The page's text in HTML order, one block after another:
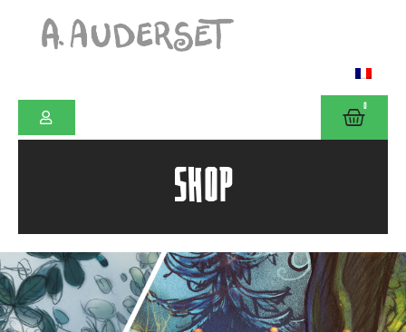
0
SHOP